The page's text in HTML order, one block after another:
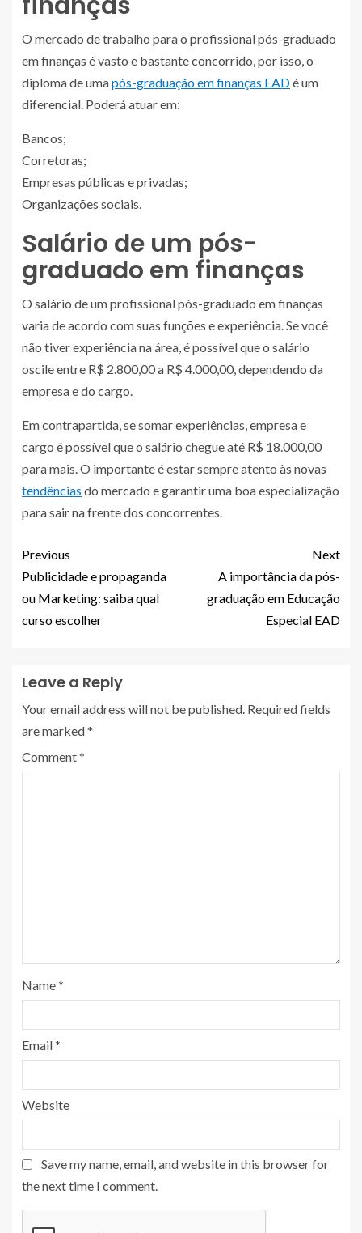
O mercado de trabalho para o profissional pós-graduado
em finanças é vasto e bastante concorrido, por isso, o
diploma de umapós-graduação em finanças EADé um
diferencial. Poderá atuar em:
Bancos;
Corretoras;
Empresas públicas e privadas;
Organizações sociais.
Salário de um pós-
graduado em finanças
O salário de um profissional pós-graduado em finanças
varia de acordo com suas funções e experiência. Se você
não tiver experiência na área, é possível que o salário
oscile entre R$ 2.800,00 a R$ 4.000,00, dependendo da
empresa e do cargo.
Em contrapartida, se somar experiências, empresa e
cargo é possível que o salário chegue até R$ 18.000,00
para mais. O importante é estar sempre atento às novas
tendências do mercado e garantir uma boa especialização
para sair na frente dos concorrentes.
Previous
Publicidade e propaganda
ou Marketing: saiba qual
curso escolher
Next
A importância da pós-
graduação em Educação
Especial EAD
Leave a Reply
Your email address will not be published. Required fields
are marked*
Comment*
Name*
Email*
Website
Save my name, email, and website in this browser for
the next time I comment.